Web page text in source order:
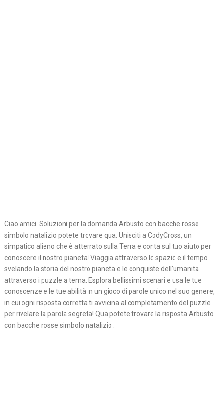
Ciao amici. Soluzioni per la domanda Arbusto con bacche rosse
simbolo natalizio potete trovare qua. Unisciti a CodyCross, un
simpatico alieno che è atterrato sulla Terra e conta sul tuo aiuto per
conoscere il nostro pianeta! Viaggia attraverso lo spazio e il tempo
svelando la storia del nostro pianeta e le conquiste dell’umanità
attraverso i puzzle a tema. Esplora bellissimi scenari e usa le tue
conoscenze e le tue abilità in un gioco di parole unico nel suo genere,
in cui ogni risposta corretta ti avvicina al completamento del puzzle
per rivelare la parola segreta! Qua potete trovare la risposta Arbusto
con bacche rosse simbolo natalizio :